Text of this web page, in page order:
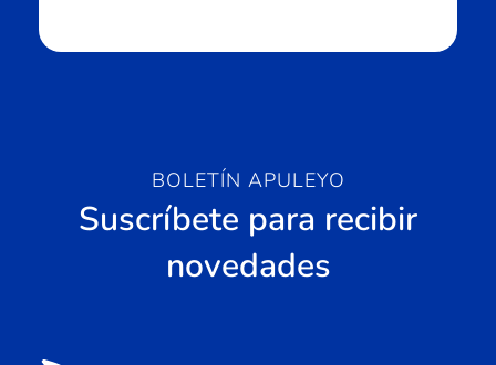
BOLETÍN APULEYO
Suscríbete para recibir
novedades